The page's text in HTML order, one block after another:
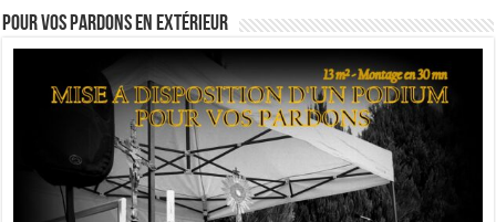
Pour vos pardons en extérieur